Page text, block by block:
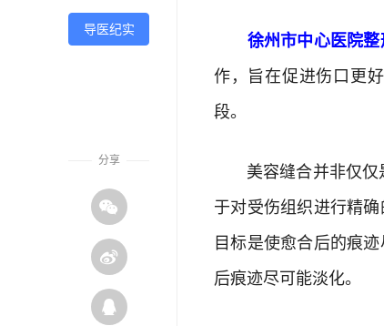
导医纪实
分享



徐州市中心医院
作，旨在促进伤口更
段。
美容缝合并非仅仅是
于对受伤组织进行精
目标是使愈合后的痕
后痕迹尽可能淡化。